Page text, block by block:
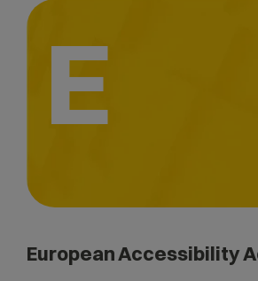
E
European Accessibility